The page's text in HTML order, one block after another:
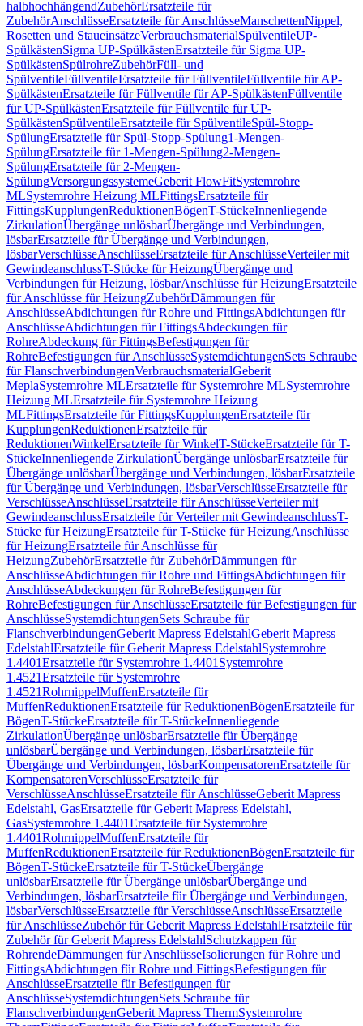
halbhochhängendZubehörErsatzteile für
ZubehörAnschlüsseErsatzteile für AnschlüsseManschettenNippel,
Rosetten und StaueinsätzeVerbrauchsmaterialSpülventileUP-
SpülkästenSigma UP-SpülkästenErsatzteile für Sigma UP-
SpülkästenSpülrohreZubehörFüll- und
SpülventileFüllventileErsatzteile für FüllventileFüllventile für AP-
SpülkästenErsatzteile für Füllventile für AP-SpülkästenFüllventile
für UP-SpülkästenErsatzteile für Füllventile für UP-
SpülkästenSpülventileErsatzteile für SpülventileSpül-Stopp-
SpülungErsatzteile für Spül-Stopp-Spülung1-Mengen-
SpülungErsatzteile für 1-Mengen-Spülung2-Mengen-
SpülungErsatzteile für 2-Mengen-
SpülungVersorgungssystemeGeberit FlowFitSystemrohre
MLSystemrohre Heizung MLFittingsErsatzteile für
FittingsKupplungenReduktionenBögenT-StückeInnenliegende
ZirkulationÜbergänge unlösbarÜbergänge und Verbindungen,
lösbarErsatzteile für Übergänge und Verbindungen,
lösbarVerschlüsseAnschlüsseErsatzteile für AnschlüsseVerteiler mit
GewindeanschlussT-Stücke für HeizungÜbergänge und
Verbindungen für Heizung, lösbarAnschlüsse für HeizungErsatzteile
für Anschlüsse für HeizungZubehörDämmungen für
AnschlüsseAbdichtungen für Rohre und FittingsAbdichtungen für
AnschlüsseAbdichtungen für FittingsAbdeckungen für
RohreAbdeckung für FittingsBefestigungen für
RohreBefestigungen für AnschlüsseSystemdichtungenSets Schraube
für FlanschverbindungenVerbrauchsmaterialGeberit
MeplaSystemrohre MLErsatzteile für Systemrohre MLSystemrohre
Heizung MLErsatzteile für Systemrohre Heizung
MLFittingsErsatzteile für FittingsKupplungenErsatzteile für
KupplungenReduktionenErsatzteile für
ReduktionenWinkelErsatzteile für WinkelT-StückeErsatzteile für T-
StückeInnenliegende ZirkulationÜbergänge unlösbarErsatzteile für
Übergänge unlösbarÜbergänge und Verbindungen, lösbarErsatzteile
für Übergänge und Verbindungen, lösbarVerschlüsseErsatzteile für
VerschlüsseAnschlüsseErsatzteile für AnschlüsseVerteiler mit
GewindeanschlussErsatzteile für Verteiler mit GewindeanschlussT-
Stücke für HeizungErsatzteile für T-Stücke für HeizungAnschlüsse
für HeizungErsatzteile für Anschlüsse für
HeizungZubehörErsatzteile für ZubehörDämmungen für
AnschlüsseAbdichtungen für Rohre und FittingsAbdichtungen für
AnschlüsseAbdeckungen für RohreBefestigungen für
RohreBefestigungen für AnschlüsseErsatzteile für Befestigungen für
AnschlüsseSystemdichtungenSets Schraube für
FlanschverbindungenGeberit Mapress EdelstahlGeberit Mapress
EdelstahlErsatzteile für Geberit Mapress EdelstahlSystemrohre
1.4401Ersatzteile für Systemrohre 1.4401 Systemrohre
1.4521Ersatzteile für Systemrohre
1.4521RohrnippelMuffenErsatzteile für
MuffenReduktionenErsatzteile für ReduktionenBögenErsatzteile für
BögenT-StückeErsatzteile für T-StückeInnenliegende
ZirkulationÜbergänge unlösbarErsatzteile für Übergänge
unlösbarÜbergänge und Verbindungen, lösbarErsatzteile für
Übergänge und Verbindungen, lösbarKompensatorenErsatzteile für
KompensatorenVerschlüsseErsatzteile für
VerschlüsseAnschlüsseErsatzteile für AnschlüsseGeberit Mapress
Edelstahl, GasErsatzteile für Geberit Mapress Edelstahl,
GasSystemrohre 1.4401Ersatzteile für Systemrohre
1.4401RohrnippelMuffenErsatzteile für
MuffenReduktionenErsatzteile für ReduktionenBögenErsatzteile für
BögenT-StückeErsatzteile für T-StückeÜbergänge
unlösbarErsatzteile für Übergänge unlösbarÜbergänge und
Verbindungen, lösbarErsatzteile für Übergänge und Verbindungen,
lösbarVerschlüsseErsatzteile für VerschlüsseAnschlüsseErsatzteile
für AnschlüsseZubehör für Geberit Mapress EdelstahlErsatzteile für
Zubehör für Geberit Mapress EdelstahlSchutzkappen für
RohrendeDämmungen für AnschlüsseIsolierungen für Rohre und
FittingsAbdichtungen für Rohre und FittingsBefestigungen für
AnschlüsseErsatzteile für Befestigungen für
AnschlüsseSystemdichtungenSets Schraube für
FlanschverbindungenGeberit Mapress ThermSystemrohre